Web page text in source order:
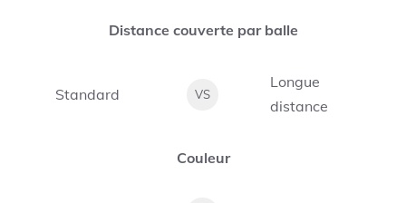
Distance couverte par balle
Standard VS
Longue
distance
Couleur